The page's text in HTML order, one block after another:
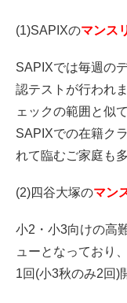
(1)SAPIXのマンス
SAPIXでは毎週の
認テストが行われ
ェックの範囲と似
SAPIXでの在籍ク
れて臨むご家庭も
(2)四谷大塚のマン
小2・小3向けの高
ューとなっており
1回(小3秋のみ2回)